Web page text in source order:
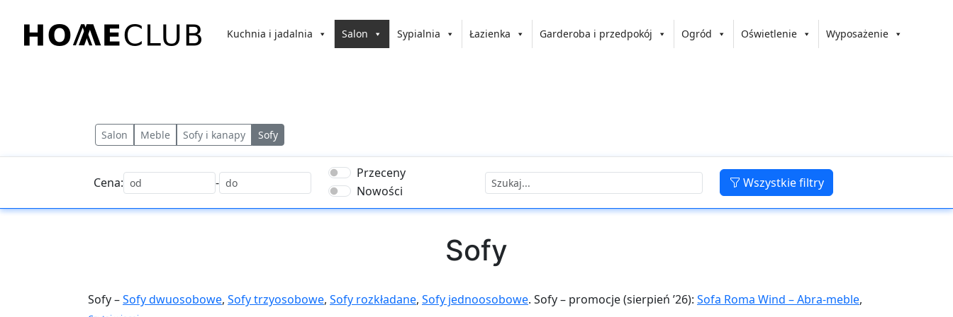
treści
Kuchnia i jadalnia Salon Sypialnia Łazienka Garderoba i przedpokój Ogród Oświetlenie Wyposażenie
Salon Meble Sofy i kanapy Sofy
Cena: -
Przeceny
Nowości
Wszystkie filtry
Sofy
Sofy –Sofy dwuosobowe, Sofy trzyosobowe, Sofy rozkładane, Sofy jednoosobowe. Sofy – promocje (sierpień ’26): Sofa Roma Wind – Abra-meble,